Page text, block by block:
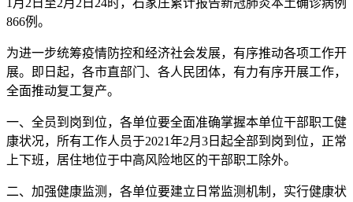
866例。
为进一步统筹疫情防控和经济社会发展，有序推动各项工作开
展。即日起，各市直部门、各人民团体，有力有序开展工作，
全面推动复工复产。
一、全员到岗到位，各单位要全面准确掌握本单位干部职工健
康状况，所有工作人员于2021年2月3日起全部到岗到位，正常
上下班，居住地位于中高风险地区的干部职工除外。
二、加强健康监测，各单位要建立日常监测机制，实行健康状